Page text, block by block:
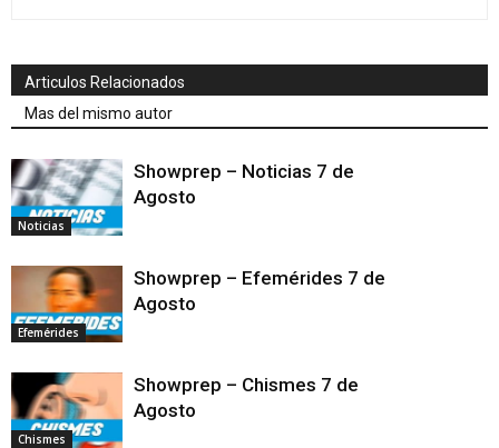
Articulos Relacionados
Mas del mismo autor
Noticias
Showprep – Noticias 7 de
Agosto
Efemérides
Showprep – Efemérides 7 de
Agosto
Chismes
Showprep – Chismes 7 de
Agosto